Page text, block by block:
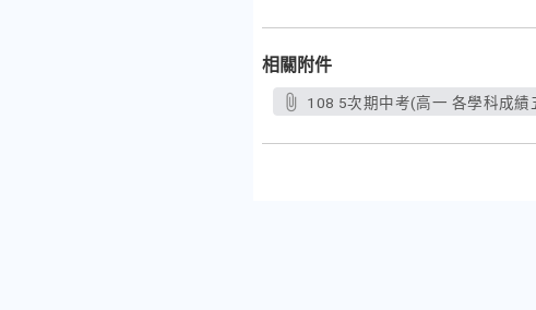
相關附件
108 5次期中考(高一 各學科成